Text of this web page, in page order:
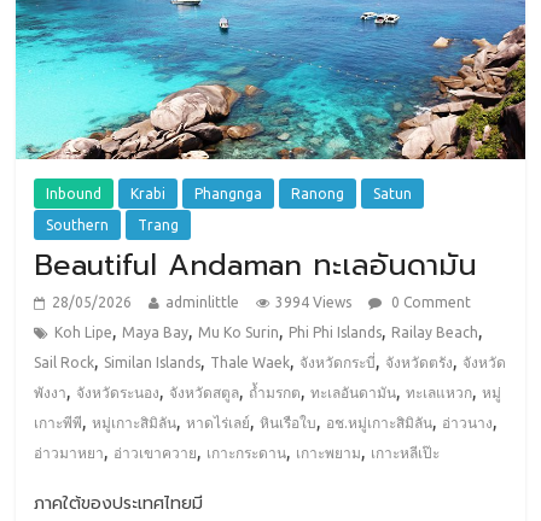
Inbound Krabi Phangnga Ranong
Satun
Southern
Trang
Beautiful Andaman ทะเลอันดามัน
28/05/2026 adminlittle 3994 Views
0 Comment
Koh Lipe, Maya Bay, Mu Ko Surin, Phi Phi Islands, Railay Beach,
Sail Rock, Similan Islands, Thale Waek, จังหวัดกระบี่, จังหวัดตรัง, จังหวัด
พังงา, จังหวัดระนอง, จังหวัดสตูล, ถ้ำมรกต,ทะเลอันดามัน,ทะเลแหวก,หมู่
เกาะพีพี,หมู่เกาะสิมิลัน,หาดไร่เลย์,หินเรือใบ, อช.หมู่เกาะสิมิลัน, อ่าวนาง,
อ่าวมาหยา, อ่าวเขาควาย, เกาะกระดาน, เกาะพยาม, เกาะหลีเป๊ะ
ภาคใต้ของประเทศไทยมี